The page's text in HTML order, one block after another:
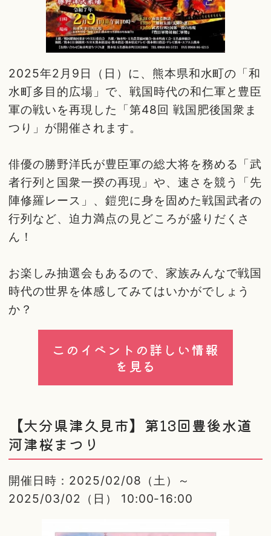
2025年2月9日（日）に、熊本県和水町の「和
水町多目的広場」で、戦国時代の和仁軍と豊臣
軍の戦いを再現した「第48回 戦国肥後国衆ま
つり」が開催されます。
俳優の勝野洋氏が豊臣軍の総大将を務める「武
者行列と国衆一揆の再現」や、速さを競う「先
陣修羅レース」、鎧兜に身を固めた戦国武者の
行列など、迫力満点の見どころが盛りだくさ
ん！
お楽しみ抽選会もあるので、家族みんなで戦国
時代の世界を体感してみてはいかがでしょう
か？
このイベントの詳しい情報
を見る
【大分県津久見市】第13回豊後水道
河津桜まつり
開催日時：2025/02/08（土）～
2025/03/02（日） 10:00-16:00